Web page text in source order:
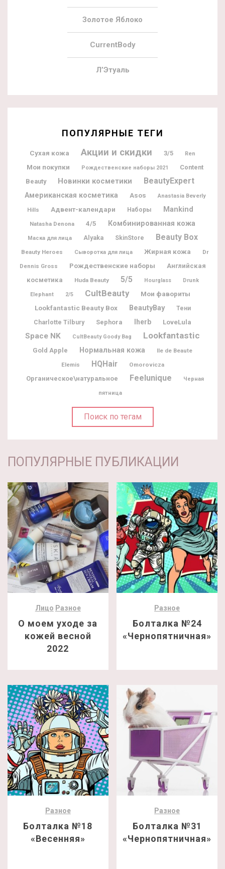
Золотое Яблоко
CurrentBody
Л’Этуаль
ПОПУЛЯРНЫЕ ТЕГИ
Сухая кожа Акции и скидки 3/5 Ren
Мои покупки Рождественские наборы 2021
Content
Beauty
Новинки косметики BeautyExpert
Американская косметика Asos Anastasia Beverly
Hills Адвент-календари Наборы Mankind
Natasha Denona 4/5 Комбинированная кожа
Маска для лица Alyaka SkinStore Beauty Box
Beauty Heroes Сыворотка для лица Жирная кожа
Dr
Dennis Gross
Рождественские наборы
Английская
косметика
Huda Beauty 5/5 Hourglass Drunk
Elephant 2/5 CultBeauty
Мои фавориты
Lookfantastic Beauty Box
BeautyBay Тени
Charlotte Tilbury Sephora Iherb LoveLula
Space NK CultBeauty Goody Bag Lookfantastic
Gold Apple Нормальная кожа
Ile de Beaute
Elemis
HQHair Omorovicza
Органическое\натуральное Feelunique Черная
пятница
Поиск по тегам
ПОПУЛЯРНЫЕ ПУБЛИКАЦИИ
Лицо Разное
О моем уходе за
кожей весной
2022
Разное
Болталка №24
«Чернопятничная»
Разное
Болталка №18
«Весенняя»
Разное
Болталка №31
«Чернопятничная»